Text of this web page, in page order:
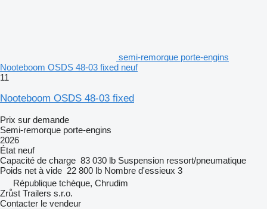
semi-remorque porte-engins
Nooteboom OSDS 48-03 fixed neuf
11
Nooteboom OSDS 48-03 fixed
Prix sur demande
Semi-remorque porte-engins
2026
État neuf
Capacité de charge 83 030 lb Suspension ressort/pneumatique
Poids net à vide 22 800 lb Nombre d'essieux 3
République tchèque, Chrudim
Zrůst Trailers s.r.o.
Contacter le vendeur